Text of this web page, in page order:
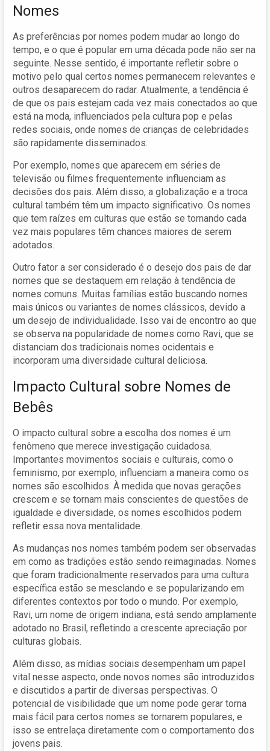
Nomes
As preferências por nomes podem mudar ao longo do
tempo, e o que é popular em uma década pode não ser na
seguinte. Nesse sentido, é importante refletir sobre o
motivo pelo qual certos nomes permanecem relevantes e
outros desaparecem do radar. Atualmente, a tendência é
de que os pais estejam cada vez mais conectados ao que
está na moda, influenciados pela cultura pop e pelas
redes sociais, onde nomes de crianças de celebridades
são rapidamente disseminados.
Por exemplo, nomes que aparecem em séries de
televisão ou filmes frequentemente influenciam as
decisões dos pais. Além disso, a globalização e a troca
cultural também têm um impacto significativo. Os nomes
que tem raízes em culturas que estão se tornando cada
vez mais populares têm chances maiores de serem
adotados.
Outro fator a ser considerado é o desejo dos pais de dar
nomes que se destaquem em relação à tendência de
nomes comuns. Muitas famílias estão buscando nomes
mais únicos ou variantes de nomes clássicos, devido a
um desejo de individualidade. Isso vai de encontro ao que
se observa na popularidade de nomes como Ravi, que se
distanciam dos tradicionais nomes ocidentais e
incorporam uma diversidade cultural deliciosa.
Impacto Cultural sobre Nomes de
Bebês
O impacto cultural sobre a escolha dos nomes é um
fenômeno que merece investigação cuidadosa.
Importantes movimentos sociais e culturais, como o
feminismo, por exemplo, influenciam a maneira como os
nomes são escolhidos. À medida que novas gerações
crescem e se tornam mais conscientes de questões de
igualdade e diversidade, os nomes escolhidos podem
refletir essa nova mentalidade.
As mudanças nos nomes também podem ser observadas
em como as tradições estão sendo reimaginadas. Nomes
que foram tradicionalmente reservados para uma cultura
específica estão se mesclando e se popularizando em
diferentes contextos por todo o mundo. Por exemplo,
Ravi, um nome de origem indiana, está sendo amplamente
adotado no Brasil, refletindo a crescente apreciação por
culturas globais.
Além disso, as mídias sociais desempenham um papel
vital nesse aspecto, onde novos nomes são introduzidos
e discutidos a partir de diversas perspectivas. O
potencial de visibilidade que um nome pode gerar torna
mais fácil para certos nomes se tornarem populares, e
isso se entrelaça diretamente com o comportamento dos
jovens pais.